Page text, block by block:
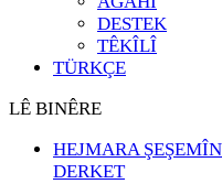
DESTEK
TÊKÎLÎ
TÜRKÇE
LÊ BINÊRE
HEJMARA
DERKET
Jiyana Osman